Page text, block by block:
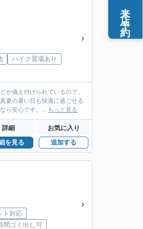
バイク置場あり
が備え付けられているので、
夏の暑い日も快適に過ごせる
ら安心です。... もっと見る
詳細 お気に入り
を見る 追加する
ト対応
間ゴミ出し可
来店予約